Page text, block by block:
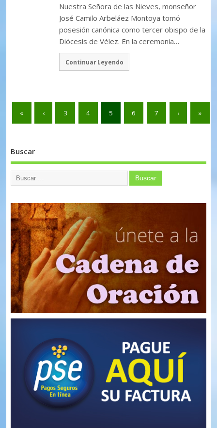
Nuestra Señora de las Nieves, monseñor
José Camilo Arbeláez Montoya tomó
posesión canónica como tercer obispo de la
Diócesis de Vélez. En la ceremonia…
Continuar Leyendo
« ‹ 3 4 5 6 7 › »
Buscar